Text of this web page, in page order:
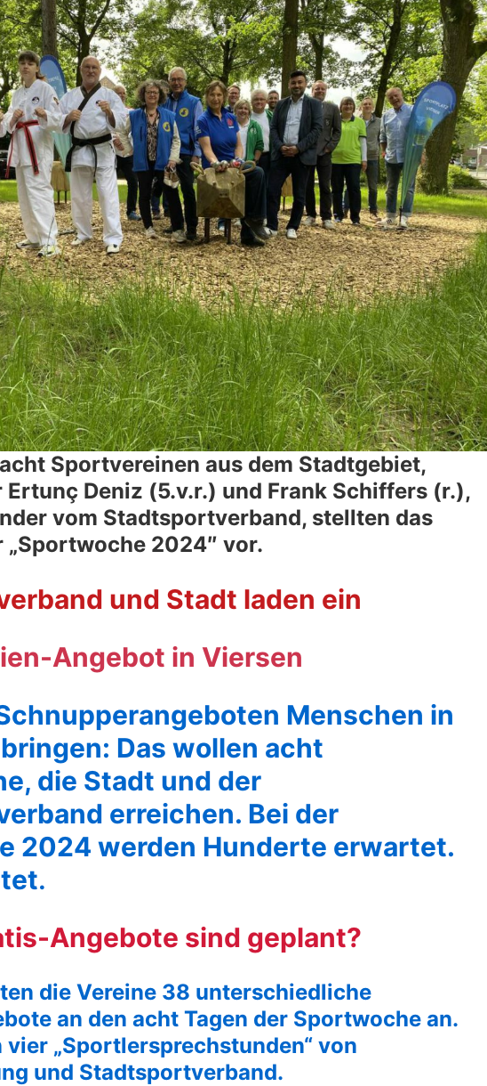
Sportvereinen aus dem Stadtgebiet,
Ertunç Deniz (5.v.r.) und Frank Schiffers (r.),
vom Stadtsportverband, stellten das
„Sportwoche 2024″ vor.
und Stadt laden ein
Angebot in Viersen
Menschen in
Das wollen acht
die Stadt und der
erreichen. Bei der
2024 werden Hunderte erwartet.
.
Angebote sind geplant?
die Vereine 38 unterschiedliche
an den acht Tagen der Sportwoche an.
vier „Sportlersprechstunden“ von
und Stadtsportverband.